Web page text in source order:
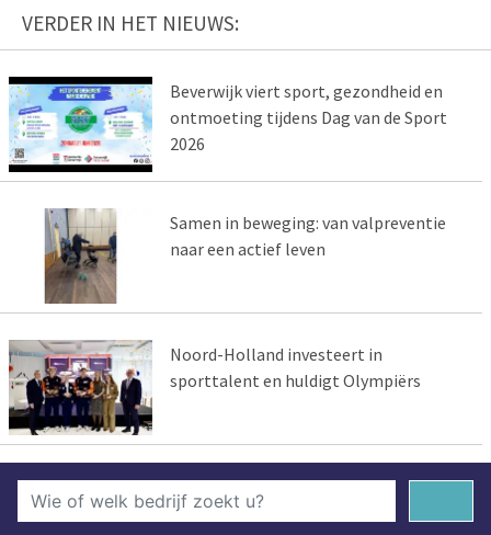
VERDER IN HET NIEUWS:
Beverwijk viert sport, gezondheid en
ontmoeting tijdens Dag van de Sport
2026
Samen in beweging: van valpreventie
naar een actief leven
Noord-Holland investeert in
sporttalent en huldigt Olympiërs